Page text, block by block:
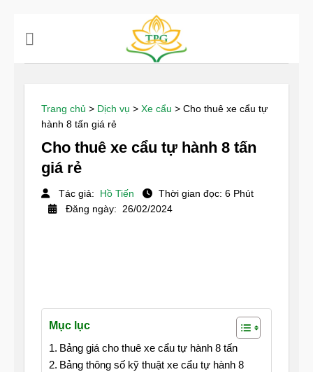
Trang chủ > Dịch vụ > Xe cẩu > Cho thuê xe cẩu tự
hành 8 tấn giá rẻ
Cho thuê xe cẩu tự hành 8 tấn
giá rẻ
Tác giả: Hồ Tiến
Thời gian đọc: 6 Phút
Đăng ngày: 26/02/2024
Mục lục
Bảng giá cho thuê xe cẩu tự hành 8 tấn
Bảng thông số kỹ thuật xe cẩu tự hành 8